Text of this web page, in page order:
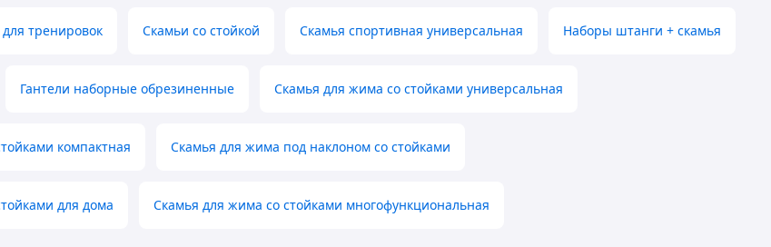
тренировок Скамьи со стойкой Скамья спортивная универсальная Наборы штанги + скамья
Гантели наборные обрезиненные Скамья для жима со стойками универсальная
компактная Скамья для жима под наклоном со стойками
для дома Скамья для жима со стойками многофункциональная